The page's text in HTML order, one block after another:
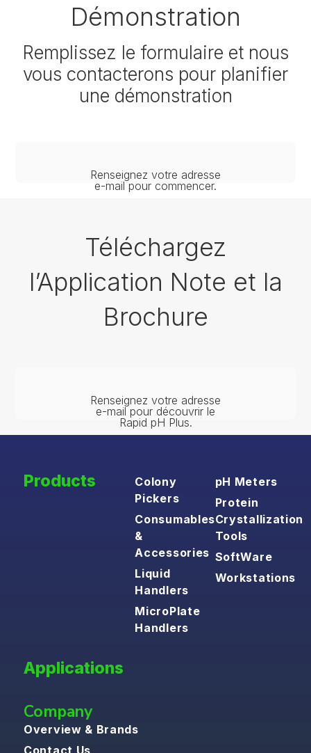
Démonstration
Remplissez le formulaire et nous
vous contacterons pour planifier
une démonstration
Renseignez votre adresse
e-mail pour commencer.
Téléchargez
l’Application Note et la
Brochure
Renseignez votre adresse
e-mail pour découvrir le
Rapid pH Plus.
Products
Colony
Pickers
Consumables
&
Accessories
Liquid
Handlers
MicroPlate
Handlers
pH Meters
Protein
Crystallization
Tools
SoftWare
Workstations
Applications
Company
Overview & Brands
Contact Us